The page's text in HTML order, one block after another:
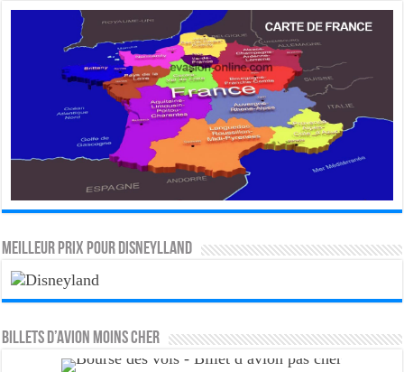
MEILLEUR PRIX POUR DISNEYLLAND
Billets d’avion moins cher